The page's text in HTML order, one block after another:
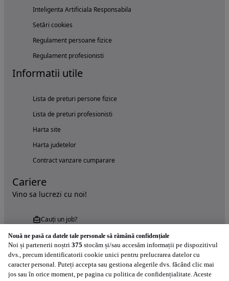
Inteligenta Artificiala Responsabila
Setări cookies
Regulament persoane fizice
Regulament profesionisti
Informatii utile
Lista de preturi persone fizice
Lista de preturi profesionisti
Harta site
Harta judetelor
Contract vanzare cumparare
Cariere
Vino sa lucrezi cu noi!
Cauți un job?
Nouă ne pasă ca datele tale personale să rămână confidențiale
Noi și partenerii noștri 375 stocăm și/sau accesăm informații pe dispozitivul
dvs., precum identificatorii cookie unici pentru prelucrarea datelor cu
caracter personal. Puteți accepta sau gestiona alegerile dvs. făcând clic mai
jos sau în orice moment, pe pagina cu politica de confidențialitate. Aceste